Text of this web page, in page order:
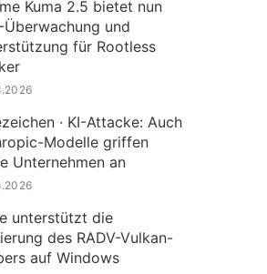
Kuma 2.5 bietet nun
Überwachung und
für Rootless
· KI-Attacke: Auch
Modelle griffen
Unternehmen an
unterstützt die
des RADV-Vulkan-
auf Windows